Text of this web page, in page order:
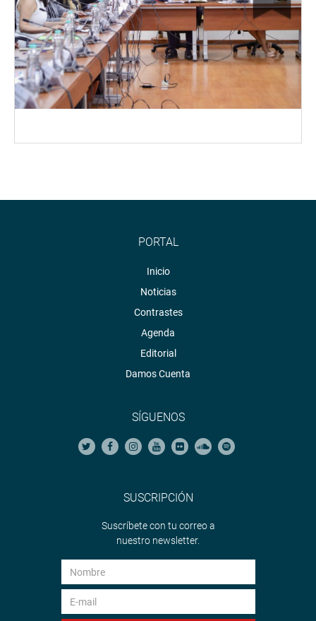
PORTAL
Inicio
Noticias
Contrastes
Agenda
Editorial
Damos Cuenta
SÍGUENOS
SUSCRIPCIÓN
Suscríbete con tu correo a
nuestro newsletter.